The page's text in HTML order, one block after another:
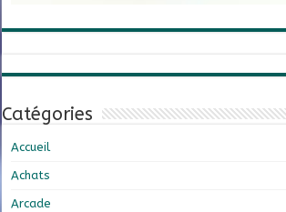
Catégories
Accueil
Achats
Arcade